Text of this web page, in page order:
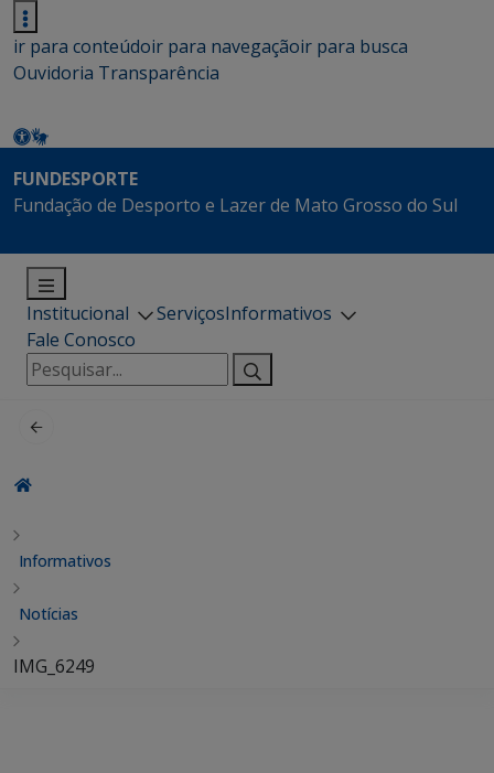
ir para conteúdoir para navegaçãoir para busca
Ouvidoria Transparência
FUNDESPORTE
Fundação de Desporto e Lazer de Mato Grosso do Sul
Institucional ServiçosInformativos
Fale Conosco
Pesquisar
por:
Informativos
Notícias
IMG_6249